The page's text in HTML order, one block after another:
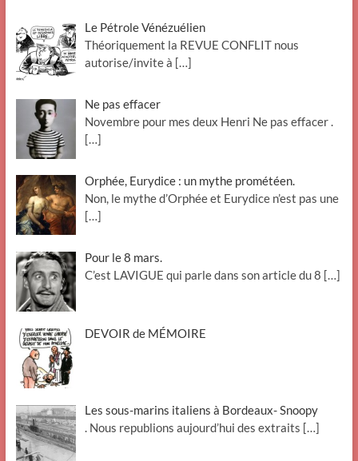
Le Pétrole Vénézuélien
Théoriquement la REVUE CONFLIT nous
autorise/invite à […]
Ne pas effacer
Novembre pour mes deux Henri Ne pas effacer .
[…]
Orphée, Eurydice : un mythe prométéen.
Non, le mythe d’Orphée et Eurydice n’est pas une
[…]
Pour le 8 mars.
C’est LAVIGUE qui parle dans son article du 8 […]
DEVOIR de MÉMOIRE
Les sous-marins italiens à Bordeaux- Snoopy
. Nous republions aujourd’hui des extraits […]